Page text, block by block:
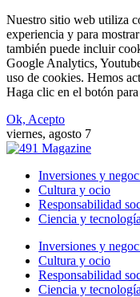
Nuestro sitio web utiliza
experiencia y para
también puede incluir
Google Analytics,
uso de cookies. Hemos
Haga clic en el botón
Ok, Acepto
viernes, agosto 7
Inversiones y
Cultura y ocio
Responsabilidad
Ciencia y tecnología
Inversiones y
Cultura y ocio
Responsabilidad
Ciencia y tecnología